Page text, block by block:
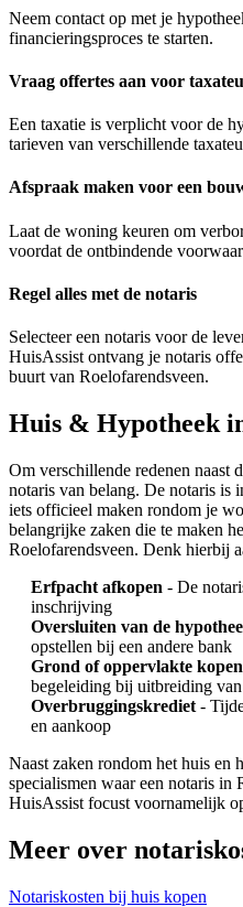
Neem contact op met je
financieringsproces te starten.
Vraag offertes aan voor
Een taxatie is verplicht voor de
tarieven van verschillende
Afspraak maken voor een
Laat de woning keuren om
voordat de ontbindende
Regel alles met de notaris
Selecteer een notaris voor de
HuisAssist ontvang je notaris
buurt van Roelofarendsveen.
Huis & Hypotheek
Om verschillende redenen naast
notaris van belang. De notaris
iets officieel maken rondom je
belangrijke zaken die te maken
Roelofarendsveen. Denk hierbij
Erfpacht afkopen - De
inschrijving
Oversluiten van de
opstellen bij een andere bank
Grond of oppervlakte
begeleiding bij uitbreiding van
Overbruggingskrediet -
en aankoop
Naast zaken rondom het huis en
specialismen waar een notaris in
HuisAssist focust voornamelijk
Meer over
Notariskosten bij huis kopen